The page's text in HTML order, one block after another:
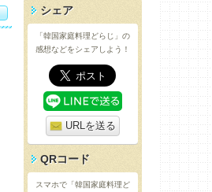
シェア
「韓国家庭料理どらじ」の
感想などをシェアしよう！
URLを送る
QRコード
スマホで「韓国家庭料理ど